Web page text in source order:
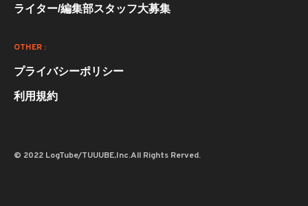
ライター/編集部スタッフ大募集
OTHER :
プライバシーポリシー
利用規約
© 2022 LogTube/TUUUBE,Inc.All Rights Rerved.